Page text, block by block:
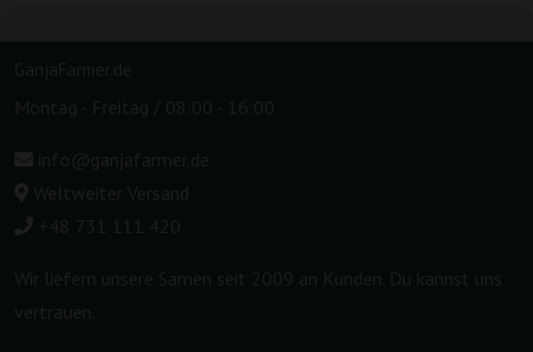
GanjaFarmer.de
Montag - Freitag / 08:00 - 16:00
info@ganjafarmer.de
Weltweiter Versand
+48 731 111 420
Wir liefern unsere Samen seit 2009 an Kunden. Du kannst uns
vertrauen.